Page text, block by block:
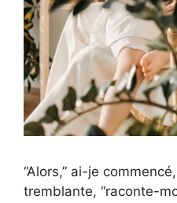
“Alors,” ai-je
tremblante, “raconte-